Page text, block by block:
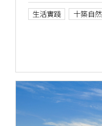
生活實踐
十築自然